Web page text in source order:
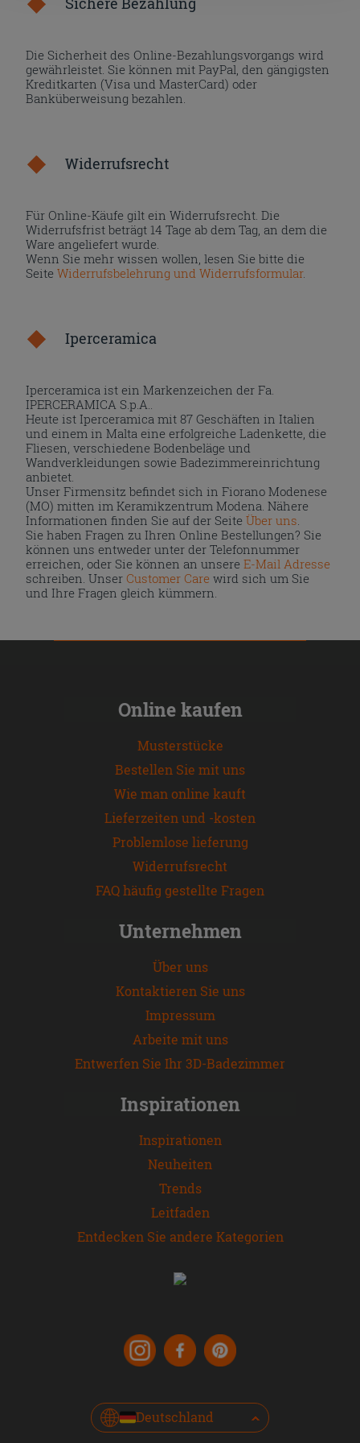
Die Sicherheit des Online-Bezahlungsvorgangs wird
gewährleistet. Sie können mit PayPal, den gängigsten
Kreditkarten (Visa und MasterCard) oder
Banküberweisung bezahlen.
Widerrufsrecht
Für Online-Käufe gilt ein Widerrufsrecht. Die
Widerrufsfrist beträgt 14 Tage ab dem Tag, an dem die
Ware angeliefert wurde.
Wenn Sie mehr wissen wollen, lesen Sie bitte die
SeiteWiderrufsbelehrung und Widerrufsformular.
Iperceramica
Iperceramica ist ein Markenzeichen der Fa.
IPERCERAMICA S.p.A..
Heute ist Iperceramica mit 87 Geschäften in Italien
und einem in Malta eine erfolgreiche Ladenkette, die
Fliesen, verschiedene Bodenbeläge und
Wandverkleidungen sowie Badezimmereinrichtung
anbietet.
Unser Firmensitz befindet sich in Fiorano Modenese
(MO) mitten im Keramikzentrum Modena. Nähere
Informationen finden Sie auf der Seite Über uns
Sie haben Fragen zu Ihren Online Bestellungen? Sie
können uns entweder unter der Telefonnummer
erreichen, oder Sie können an unsereE-Mail Adresse
schreiben. UnserCustomer Care wird sich um Sie
und Ihre Fragen gleich kümmern.
Online kaufen
Musterstücke
Bestellen Sie mit uns
Wie man online kauft
Lieferzeiten und -kosten
Problemlose lieferung
Widerrufsrecht
FAQ häufig gestellte Fragen
Unternehmen
Über uns
Kontaktieren Sie uns
Impressum
Arbeite mit uns
Entwerfen Sie Ihr 3D-Badezimmer
Inspirationen
Inspirationen
Neuheiten
Trends
Leitfaden
Entdecken Sie andere Kategorien
Deutschland